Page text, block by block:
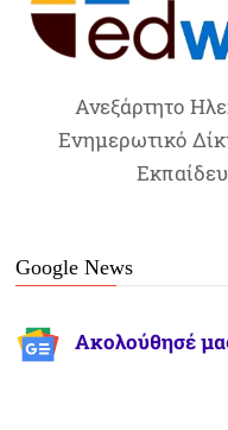
Ανεξάρτητο
Ενημερωτικό
Google News
Ακολούθησέ